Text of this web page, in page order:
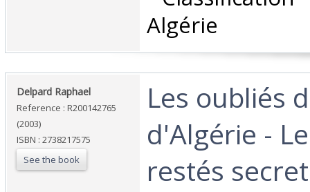
Algérie‎
‎Delpard Raphael‎
Reference : R200142765
(2003)
ISBN : 2738217575
See the book
‎Les oubliés
d'Algérie -
restés